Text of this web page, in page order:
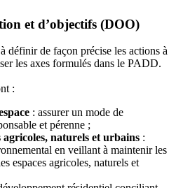
et d’objectifs (DOO)
définir de façon précise les actions à
les axes formulés dans le PADD.
:
: assurer un mode de
et pérenne ;
agricoles, naturels et urbains :
en veillant à maintenir les
espaces agricoles, naturels et